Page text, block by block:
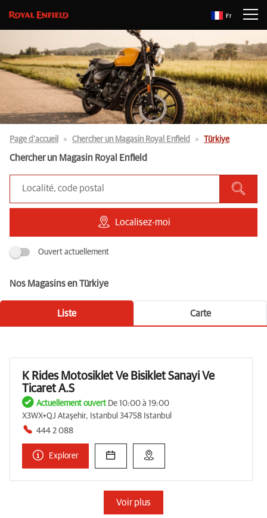
Fr
Page d’accueil Chercher un Magasin Royal Enfield Türkiye
Chercher un Magasin Royal Enfield
Localisez-moi
Ouvert actuellement
Nos Magasins en Türkiye
Liste Carte
K Rides Motosiklet Ve Bisiklet Sanayi Ve
Ticaret A.S
Actuellement ouvert De 10:00 à 19:00
X3WX+QJ Ataşehir, Istanbul 34758 Istanbul
444 2 088
Explorer
Voir plus